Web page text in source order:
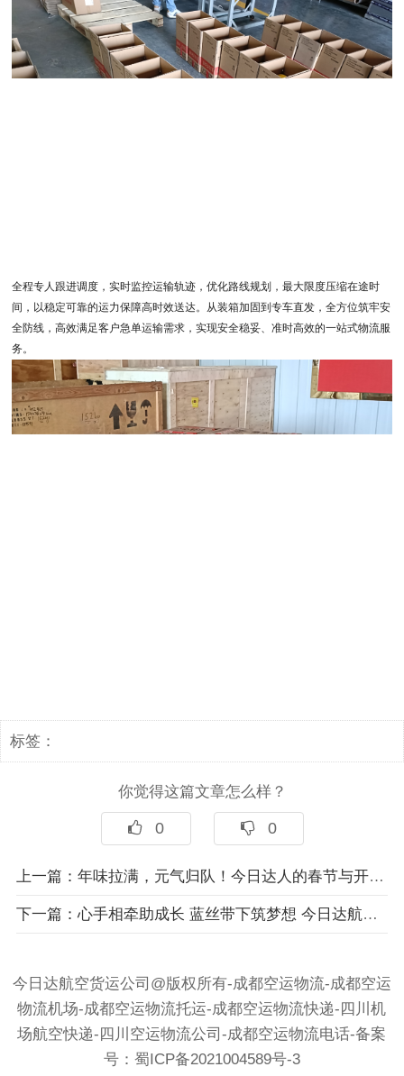
全程专人跟进调度，实时监控运输轨迹，优化路线规划，最大限度压缩在途时
间，以稳定可靠的运力保障高时效送达。从装箱加固到专车直发，全方位筑牢安
全防线，高效满足客户急单运输需求，实现安全稳妥、准时高效的一站式物流服
务。
标签：
你觉得这篇文章怎么样？
0 0
上一篇： 年味拉满，元气归队！今日达人的春节与开工双重奏
下一篇： 心手相牵助成长 蓝丝带下筑梦想 今日达航空物流携手800余爱心力量共赴 潼南...
今日达航空货运公司@版权所有-成都空运物流-成都空运
物流机场-成都空运物流托运-成都空运物流快递-四川机
场航空快递-四川空运物流公司-成都空运物流电话-备案
号： 蜀ICP备2021004589号-3